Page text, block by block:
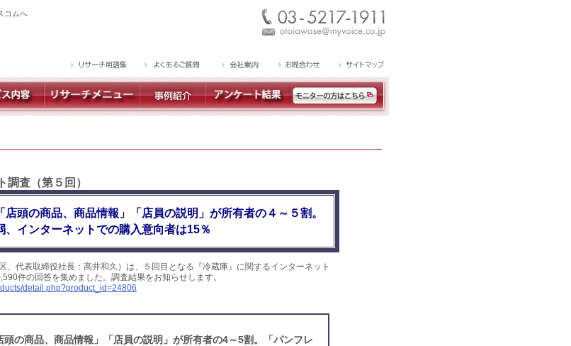
コムへ
調査（第５回）
頭の商品、商品情報」「店員の説明」が所有者の４～５割。
、インターネットでの購入意向者は15％
、代表取締役社長：高井和久）は、５回目となる『冷蔵庫』に関するインターネット
件の回答を集めました。調査結果をお知らせします。
detail.php?product_id=24806
の商品、商品情報」「店員の説明」が所有者の4～5割。「パンフレ